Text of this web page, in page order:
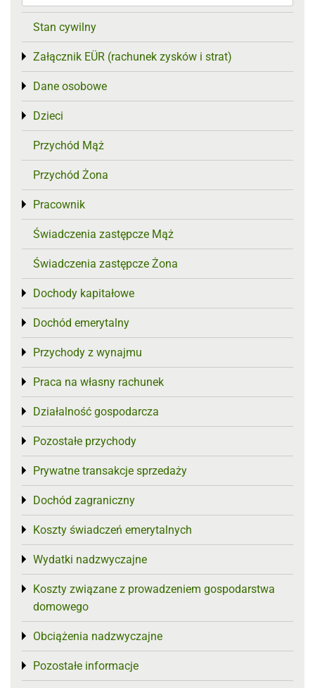
Stan cywilny
Załącznik EÜR (rachunek zysków i strat)
Toggle menu
Dane osobowe
Toggle menu
Dzieci
Toggle menu
Przychód Mąż
Przychód Żona
Pracownik
Toggle menu
Świadczenia zastępcze Mąż
Świadczenia zastępcze Żona
Dochody kapitałowe
Toggle menu
Dochód emerytalny
Toggle menu
Przychody z wynajmu
Toggle menu
Praca na własny rachunek
Toggle menu
Działalność gospodarcza
Toggle menu
Pozostałe przychody
Toggle menu
Prywatne transakcje sprzedaży
Toggle menu
Dochód zagraniczny
Toggle menu
Koszty świadczeń emerytalnych
Toggle menu
Wydatki nadzwyczajne
Toggle menu
Koszty związane z prowadzeniem gospodarstwa
domowego
Toggle menu
Obciążenia nadzwyczajne
Toggle menu
Pozostałe informacje
Toggle menu